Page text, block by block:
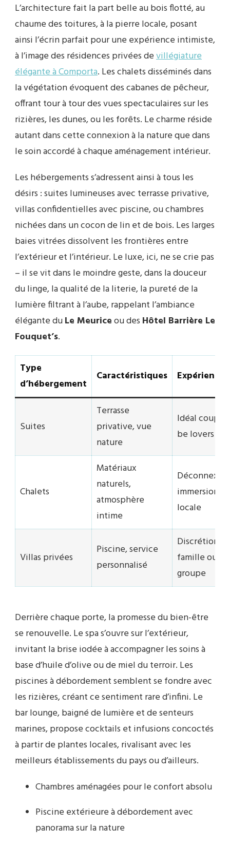
L’architecture fait la part belle au bois flotté, au
chaume des toitures, à la pierre locale, posant
ainsi l’écrin parfait pour une expérience intimiste,
à l’image des résidences privées devillégiature
élégante à Comporta. Les chalets disséminés dans
la végétation évoquent des cabanes de pêcheur,
offrant tour à tour des vues spectaculaires sur les
rizières, les dunes, ou les forêts. Le charme réside
autant dans cette connexion à la nature que dans
le soin accordé à chaque aménagement intérieur.
Les hébergements s’adressent ainsi à tous les
désirs : suites lumineuses avec terrasse privative,
villas confidentielles avec piscine, ou chambres
nichées dans un cocon de lin et de bois. Les larges
baies vitrées dissolvent les frontières entre
l’extérieur et l’intérieur. Le luxe, ici, ne se crie pas
– il se vit dans le moindre geste, dans la douceur
du linge, la qualité de la literie, la pureté de la
lumière filtrant à l’aube, rappelant l’ambiance
élégante duLe Meuriceou des Hôtel Barrière Le
Fouquet’s.
Type
d’hébergement
Caractéristiques Expérience
Suites
Terrasse
privative, vue
nature
Idéal
be lovers
Chalets
Matériaux
naturels,
atmosphère
intime
immersion
locale
Villas privées
Piscine, service
personnalisé
Discrétion,
famille ou
groupe
Derrière chaque porte, la promesse du bien-être
se renouvelle. Le spa s’ouvre sur l’extérieur,
invitant la brise iodée à accompagner les soins à
base d’huile d’olive ou de miel du terroir. Les
piscines à débordement semblent se fondre avec
les rizières, créant ce sentiment rare d’infini. Le
bar lounge, baigné de lumière et de senteurs
marines, propose cocktails et infusions concoctés
à partir de plantes locales, rivalisant avec les
meilleurs établissements du pays ou d’ailleurs.
Chambres aménagées pour le confort absolu
Piscine extérieure à débordement avec
panorama sur la nature